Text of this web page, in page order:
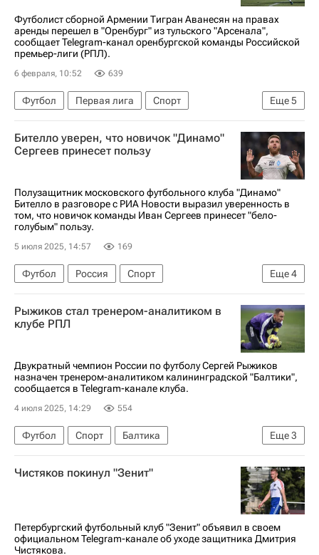
РПЛ 2026-2027 (Чемпионат России по футболу)
Футболист сборной Армении Тигран Аванесян на правах
аренды перешел в "Оренбург" из тульского "Арсенала",
сообщает Telegram-канал оренбургской команды Российской
премьер-лиги (РПЛ).
6 февраля, 10:52 639
Еще5
Футбол Первая лига
Спорт
Арсенал (Лондон)
Оренбург
ПФК ЦСКА
РПЛ 2026-2027 (Чемпионат России по футболу)
Бителло уверен, что новичок "Динамо"
Сергеев принесет пользу
Полузащитник московского футбольного клуба "Динамо"
Бителло в разговоре с РИА Новости выразил уверенность в
том, что новичок команды Иван Сергеев принесет "бело-
голубым" пользу.
5 июля 2025, 14:57 169
Еще4
Футбол Россия
Спорт
Иван Сергеев (1995)
Динамо Москва
Крылья Советов
Партизан
Рыжиков стал тренером-аналитиком в
клубе РПЛ
Двукратный чемпион России по футболу Сергей Рыжиков
назначен тренером-аналитиком калининградской "Балтики",
сообщается в Telegram-канале клуба.
4 июля 2025, 14:29 554
Еще3
Футбол Спорт
Балтика
Сергей Рыжиков
РПЛ 2026-2027 (Чемпионат России по футболу)
Чистяков покинул "Зенит"
Петербургский футбольный клуб "Зенит" объявил в своем
официальном Telegram-канале об уходе защитника Дмитрия
Чистякова.